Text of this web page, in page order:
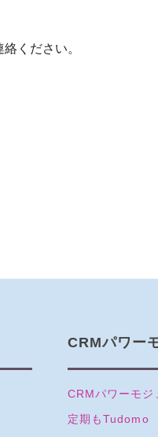
ください。
CRMパワー
CRMパワーモジ
定期もTudomo